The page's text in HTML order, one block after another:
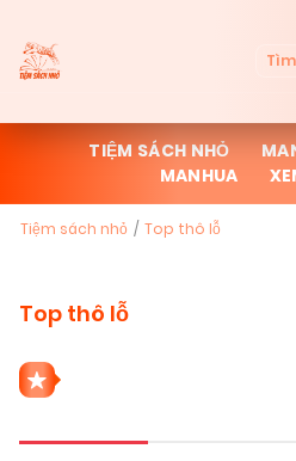
TIỆM SÁCH NHỎ
MANHUA
Tiệm sách nhỏ Top thô lỗ
Top thô lỗ